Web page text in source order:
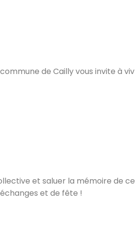
de Cailly vous invite à
et saluer la mémoire de
et de fête !